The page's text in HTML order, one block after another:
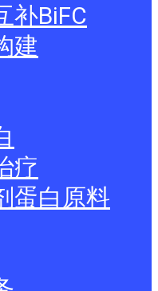
补BiFC
建
疗
蛋白原料